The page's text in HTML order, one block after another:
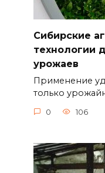
Сибирские
технологии
урожаев
Применение
только
0 106